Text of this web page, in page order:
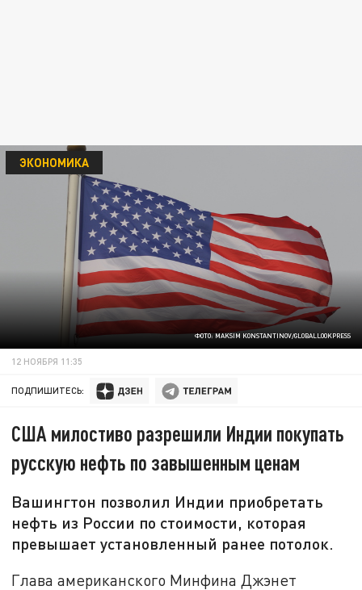
ФОТО: MAKSIM KONSTANTINOV/GLOBALLOOKPRESS
ЭКОНОМИКА
12 НОЯБРЯ 11:35
ПОДПИШИТЕСЬ:
США милостиво разрешили Индии покупать
русскую нефть по завышенным ценам
Вашингтон позволил Индии приобретать
нефть из России по стоимости, которая
превышает установленный ранее потолок.
Глава американского Минфина Джэнет